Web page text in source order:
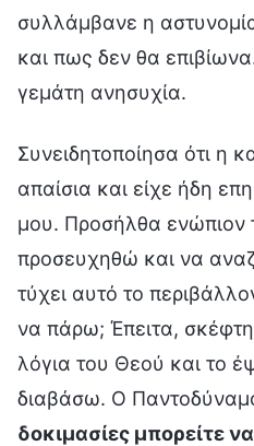
συλλάμβανε η
και πως δεν θα
γεμάτη ανησυχία.
Συνειδητοποίησα ότι η
απαίσια και είχε ήδη
μου. Προσήλθα ενώπιον
προσευχηθώ και να
τύχει αυτό το
να πάρω; Έπειτα,
λόγια του Θεού και το
διαβάσω. Ο
δοκιμασίες μπορείτε